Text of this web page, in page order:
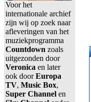
Voor het
internationale archief
zijn wij op zoek naar
afleveringen van het
muziekprogramma
Countdown zoals
uitgezonden door
Veronica en later
ook doorEuropa
TV, Music Box,
Super Channel en